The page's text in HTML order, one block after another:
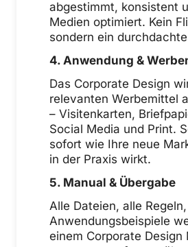
abgestimmt, konsistent
Medien optimiert. Kein
sondern ein
4. Anwendung &
Das Corporate Design
relevanten Werbemittel
– Visitenkarten,
Social Media und Print.
sofort wie Ihre neue
in der Praxis wirkt.
5. Manual & Übergabe
Alle Dateien, alle
Anwendungsbeispiele
einem Corporate Design